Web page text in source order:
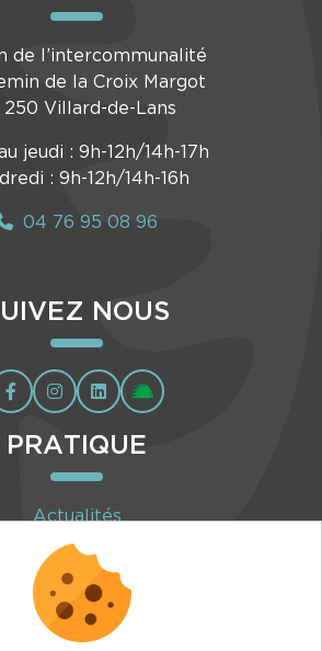
de l’intercommunalité
de la Croix Margot
250 Villard-de-Lans
jeudi : 9h-12h/14h-17h
: 9h-12h/14h-16h
04 76 95 08 96
NOUS
PRATIQUE
Actualités
Agenda
à la newsletter